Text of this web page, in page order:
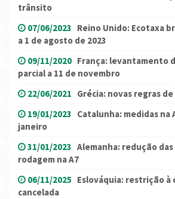
trânsito
07/06/2023 Reino Unido: Ecotaxa
a 1 de agosto de 2023
09/11/2020 França: levantamento
parcial a 11 de novembro
22/06/2021 Grécia: novas regras
19/01/2023 Catalunha: medidas na
janeiro
31/01/2023 Alemanha: redução
rodagem na A7
06/11/2025 Eslováquia: restrição à
cancelada